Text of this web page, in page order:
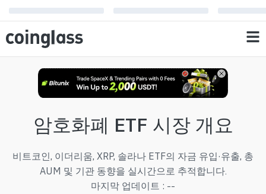
암호화폐 ETF 시장 개요
비트코인, 이더리움, XRP, 솔라나 ETF의 자금 유입·유출, 총
AUM 및 기관 동향을 실시간으로 추적합니다.
마지막 업데이트 : --